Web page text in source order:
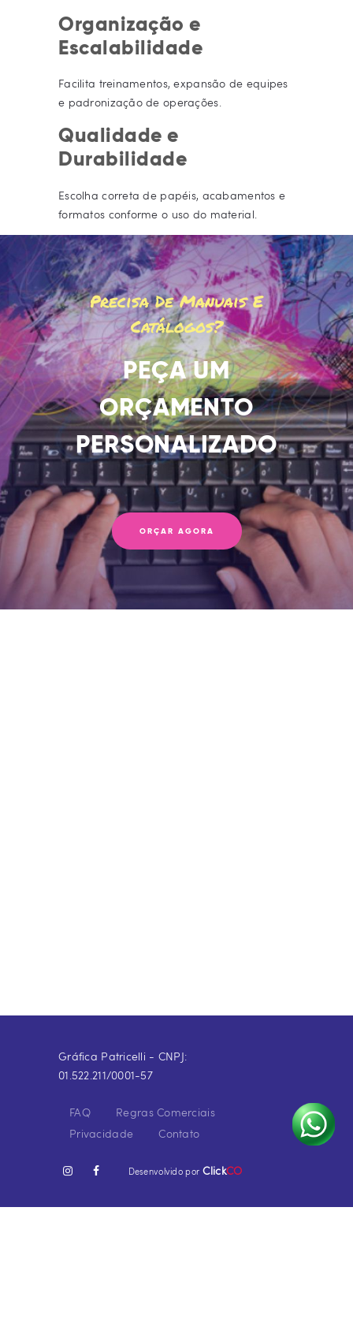
Organização e
Escalabilidade
Facilita treinamentos, expansão de equipes
e padronização de operações.
Qualidade e
Durabilidade
Escolha correta de papéis, acabamentos e
formatos conforme o uso do material.
Precisa De Manuais E
Catálogos?
PEÇA UM
ORÇAMENTO
PERSONALIZADO
ORÇAR AGORA
Gráfica Patricelli - CNPJ:
01.522.211/0001-57
FAQ
Regras Comerciais
Privacidade
Contato
Desenvolvido por ClickCO